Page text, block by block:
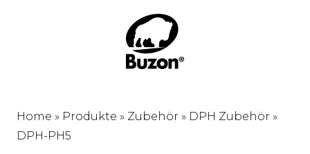
Home » Produkte » Zubehör » DPH Zubehör »
DPH-PH5